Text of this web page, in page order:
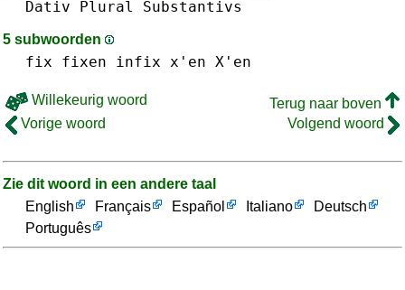
Dativ Plural Substantivs
5 subwoorden
fix fixen infix x'en X'en
Willekeurig woord
Terug naar boven
Vorige woord
Volgend woord
Zie dit woord in een andere taal
English
Français Español Italiano
Deutsch
Português